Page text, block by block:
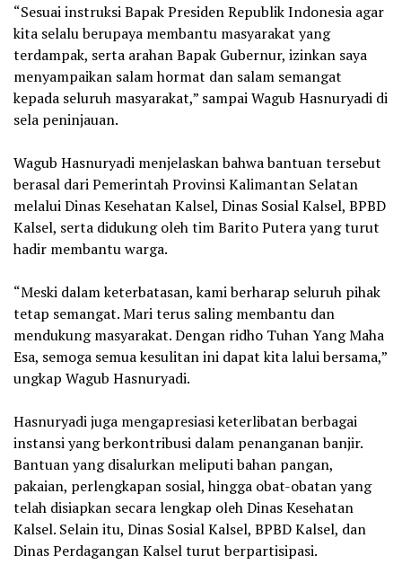
‎“Sesuai instruksi Bapak Presiden Republik Indonesia agar
kita selalu berupaya membantu masyarakat yang
terdampak, serta arahan Bapak Gubernur, izinkan saya
menyampaikan salam hormat dan salam semangat
kepada seluruh masyarakat,” sampai Wagub Hasnuryadi di
sela peninjauan.
‎Wagub Hasnuryadi menjelaskan bahwa bantuan tersebut
berasal dari Pemerintah Provinsi Kalimantan Selatan
melalui Dinas Kesehatan Kalsel, Dinas Sosial Kalsel, BPBD
Kalsel, serta didukung oleh tim Barito Putera yang turut
hadir membantu warga.
‎“Meski dalam keterbatasan, kami berharap seluruh pihak
tetap semangat. Mari terus saling membantu dan
mendukung masyarakat. Dengan ridho Tuhan Yang Maha
Esa, semoga semua kesulitan ini dapat kita lalui bersama,”
ungkap Wagub Hasnuryadi.
‎Hasnuryadi juga mengapresiasi keterlibatan berbagai
instansi yang berkontribusi dalam penanganan banjir.
Bantuan yang disalurkan meliputi bahan pangan,
pakaian, perlengkapan sosial, hingga obat-obatan yang
telah disiapkan secara lengkap oleh Dinas Kesehatan
Kalsel. Selain itu, Dinas Sosial Kalsel, BPBD Kalsel, dan
Dinas Perdagangan Kalsel turut berpartisipasi.